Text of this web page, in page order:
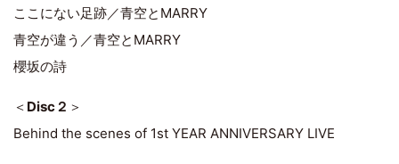
ここにない足跡／青空とMARRY
青空が違う／青空とMARRY
櫻坂の詩
＜ Disc２ ＞
Behind the scenes of 1st YEAR ANNIVERSARY LIVE